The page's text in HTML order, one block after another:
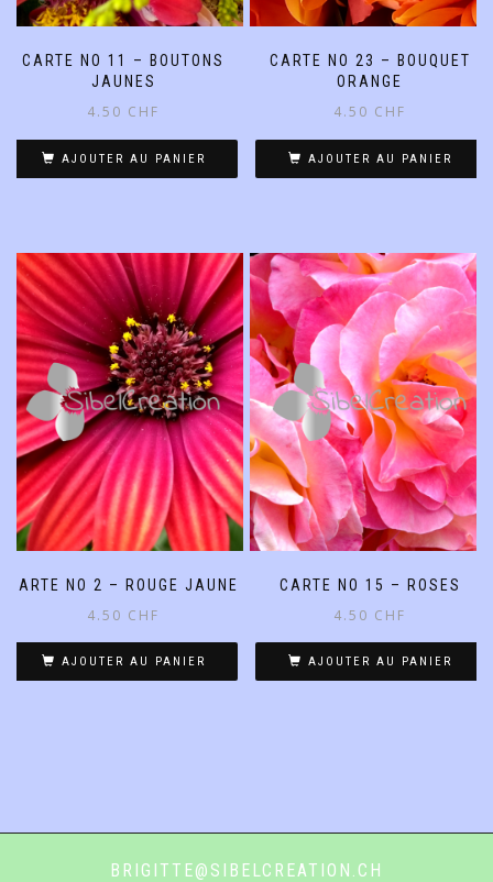
CARTE NO 11 – BOUTONS
JAUNES
4.50 CHF
AJOUTER AU PANIER
CARTE NO 23 – BOUQUET
ORANGE
4.50 CHF
AJOUTER AU PANIER
CARTE NO 2 – ROUGE JAUNE
4.50 CHF
AJOUTER AU PANIER
CARTE NO 15 – ROSES
4.50 CHF
AJOUTER AU PANIER
BRIGITTE@SIBELCREATION.CH